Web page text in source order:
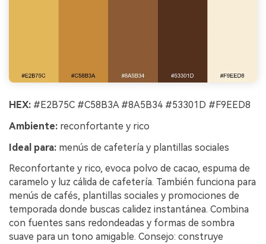
HEX: #E2B75C #C58B3A #8A5B34 #53301D #F9EED8
Ambiente: reconfortante y rico
Ideal para: menús de cafetería y plantillas sociales
Reconfortante y rico, evoca polvo de cacao, espuma de
caramelo y luz cálida de cafetería. También funciona para
menús de cafés, plantillas sociales y promociones de
temporada donde buscas calidez instantánea. Combina
con fuentes sans redondeadas y formas de sombra
suave para un tono amigable. Consejo: construye